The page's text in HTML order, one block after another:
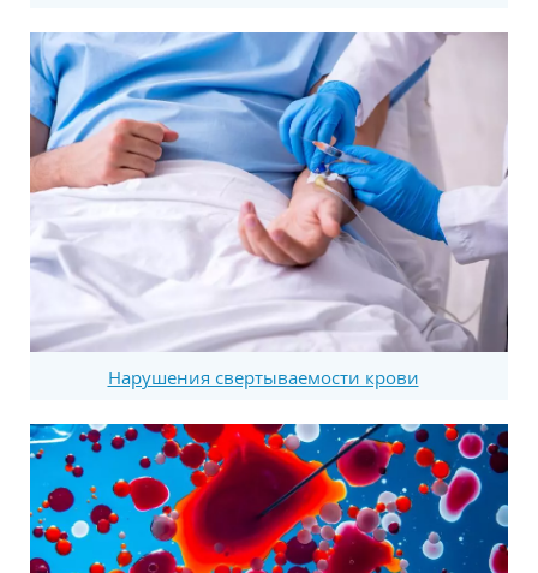
Нарушения свертываемости крови